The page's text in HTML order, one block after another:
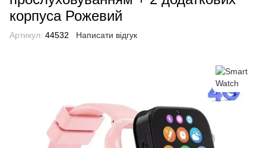
корпуса Рожевий
Артикул: 44532 Написати відгук